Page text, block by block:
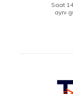
Saat
aynı